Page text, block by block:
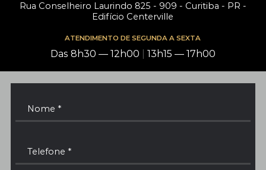
Rua Conselheiro Laurindo 825 - 909 - Curitiba - PR -
Edifício Centerville
ATENDIMENTO DE SEGUNDA A SEXTA
Das 8h30 — 12h00 13h15 — 17h00